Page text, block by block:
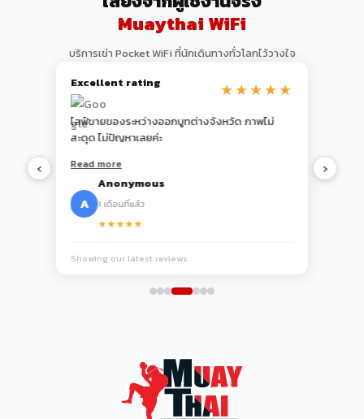
Muaythai WiFi
บริการเช่า Pocket WiFi ที่นักเดินทางทั่วโลกไว้วางใจ
Excellent rating
★★★★★
Used MUAYTHAI WiFi 5G pocket WiFi for 2
weeks across Bangkok, Chiang Mai, and
the ferry to Koh Samui. Highly recommend
the 30-day 5G plan at ฿1,799 — great value.
Read more
S
Sarah M. — United Kingdom
4 เดือนที่แล้ว
★★★★★
常にスムー
Mueang
Read more
Kenji
Showing our latest reviews
‹ ›